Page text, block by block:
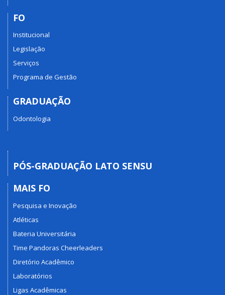
FO
Institucional
Legislação
Serviços
Programa de Gestão
GRADUAÇÃO
Odontologia
PÓS-GRADUAÇÃO LATO SENSU
MAIS FO
Pesquisa e Inovação
Atléticas
Bateria Universitária
Time Pandoras Cheerleaders
Diretório Acadêmico
Laboratórios
Ligas Acadêmicas